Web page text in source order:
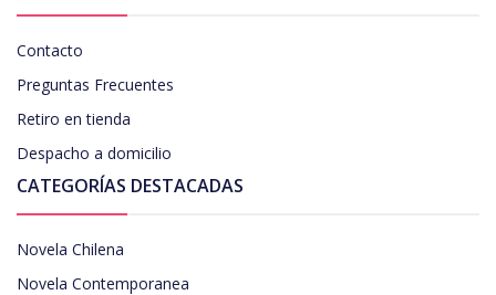
Contacto
Preguntas Frecuentes
Retiro en tienda
Despacho a domicilio
CATEGORÍAS DESTACADAS
Novela Chilena
Novela Contemporanea